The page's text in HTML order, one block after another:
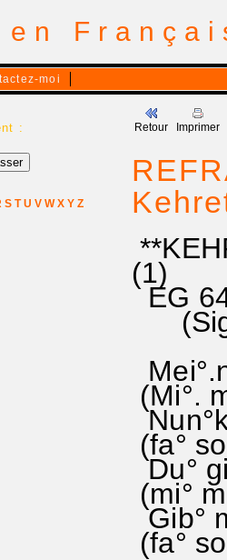
en
moi
:
S T U V W X Y Z
Retour Imprimer
(1)
EG
(Mi°.
(fa°
Du°
(mi°
Gib°
(fa°